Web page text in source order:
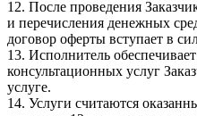
12. После проведения
и перечисления денежных
договор оферты вступает в
13. Исполнитель
консультационных услуг
услуге.
14. Услуги считаются